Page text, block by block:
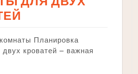
Планировка
кроватей ౼ важная